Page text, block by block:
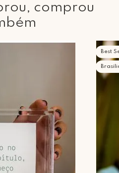
comprou
Best